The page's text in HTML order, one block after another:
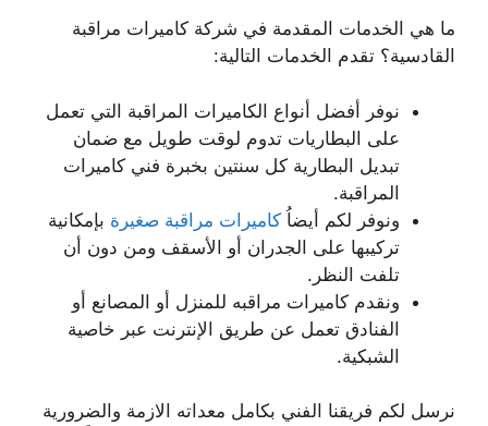
ما هي الخدمات المقدمة في شركة كاميرات مراقبة
القادسية؟ تقدم الخدمات التالية:
نوفر أفضل أنواع الكاميرات المراقبة التي تعمل
على البطاريات تدوم لوقت طويل مع ضمان
تبديل البطارية كل سنتين بخبرة فني كاميرات
المراقبة.
ونوفر لكم أيضاُ كاميرات مراقبة صغيرة بإمكانية
تركيبها على الجدران أو الأسقف ومن دون أن
تلفت النظر.
ونقدم كاميرات مراقبه للمنزل أو المصانع أو
الفنادق تعمل عن طريق الإنترنت عبر خاصية
الشبكية.
نرسل لكم فريقنا الفني بكامل معداته الازمة والضرورية